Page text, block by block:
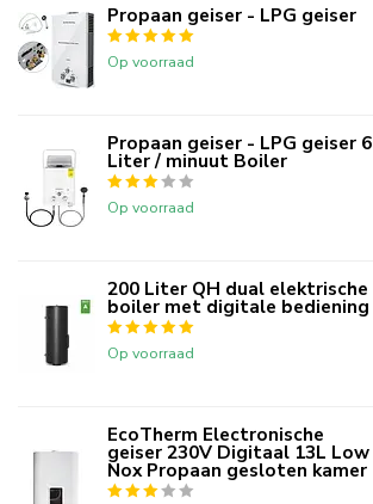
Propaan geiser - LPG geiser
Op voorraad
Propaan geiser - LPG geiser 6
Liter / minuut Boiler
Op voorraad
200 Liter QH dual elektrische
boiler met digitale bediening
Op voorraad
EcoTherm Electronische
geiser 230V Digitaal 13L Low
Nox Propaan gesloten kamer